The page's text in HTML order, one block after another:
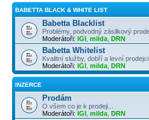
BABETTA BLACK & WHITE LIST
Babetta Blacklist
Problémy, podvodný zásilkový
Moderátoři: IGI milda DRN
Babetta Whitelist
Kvalitní služby, dobří a levní
Moderátoři: IGI milda DRN
INZERCE
Prodám
O všem co je k prodeji...
Moderátoři: IGI milda DRN